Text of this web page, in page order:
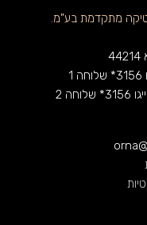
מתקדמת בע"מ.
2